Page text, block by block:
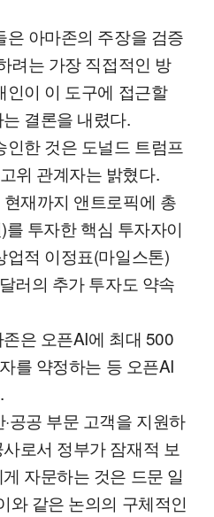
은 아마존의 주장을 검증
려는 가장 직접적인 방
인이 이 도구에 접근할
결론을 내렸다.
인한 것은 도널드 트럼프
위 관계자는 밝혔다.
재까지 앤트로픽에 총
투자한 핵심 투자자이
업적 이정표(마일스톤)
러의 추가 투자도 약속
은 오픈AI에 최대 500
를 약정하는 등 오픈AI
공공 부문 고객을 지원하
로서 정부가 잠재적 보
자문하는 것은 드문 일
와 같은 논의의 구체적인